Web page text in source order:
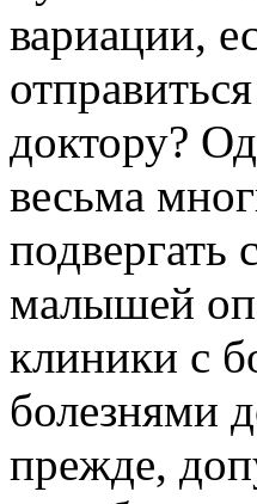
вариации,
доктору?
весьма
подвергать
малышей
клиники с
болезнями
прежде,